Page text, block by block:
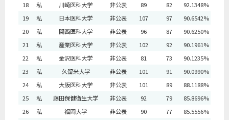
18
私 川崎医科大学 非公表 89 82
92.1348%
19
私 日本医科大学 非公表 107 97
90.6542%
20
私 関西医科大学 非公表 96 87
90.6250%
21
私 産業医科大学 非公表 102 92
90.1961%
22
私 金沢医科大学 非公表 81 73
90.1235%
23
私 久留米大学 非公表 101 91
90.0990%
24
私 大阪医科大学 非公表 101 89
88.1188%
25
私 藤田保健衛生大学 非公表 92 79
85.8696%
26
私 福岡大学 非公表 90 77
85.5556%